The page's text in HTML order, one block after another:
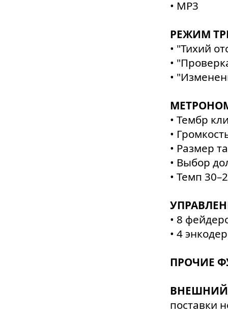
• MP3
РЕЖИМ
• "Тихий
•
•
• Тембр
•
• Размер
• Выбор
• Темп
• 8
• 4
ПРОЧИЕ
ВНЕШНИЙ
поставки